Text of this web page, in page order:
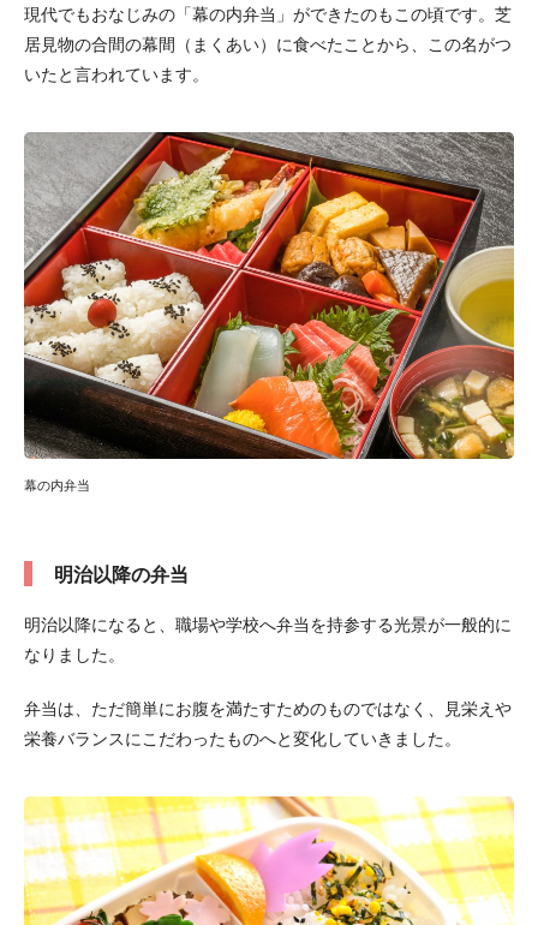
現代でもおなじみの「幕の内弁当」ができたのもこの頃です。芝
居見物の合間の幕間（まくあい）に食べたことから、この名がつ
いたと言われています。
幕の内弁当
明治以降の弁当
明治以降になると、職場や学校へ弁当を持参する光景が一般的に
なりました。
弁当は、ただ簡単にお腹を満たすためのものではなく、見栄えや
栄養バランスにこだわったものへと変化していきました。